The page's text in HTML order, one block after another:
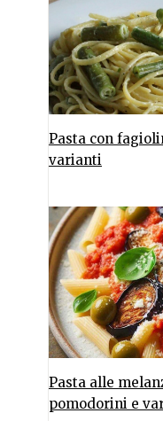
Pasta con
varianti
Pasta alle
pomodorini e